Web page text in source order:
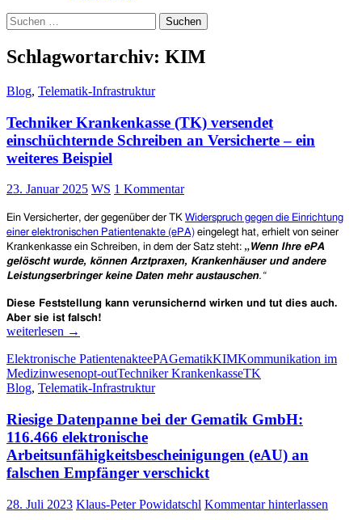
Suchen
nach:
Schlagwortarchiv: KIM
Blog, Telematik-Infrastruktur
Techniker Krankenkasse (TK) versendet
einschüchternde Schreiben an Versicherte – ein
weiteres Beispiel
23. Januar 2025 WS 1 Kommentar
Ein Versicherter, der gegenüber der TK Widerspruch gegen die Einrichtung
einer elektronischen Patientenakte (ePA) eingelegt hat, erhielt von seiner
Krankenkasse ein Schreiben, in dem der Satz steht: „Wenn Ihre ePA
gelöscht wurde, können Arztpraxen, Krankenhäuser und andere
Leistungserbringer keine Daten mehr austauschen.“
Diese Feststellung kann verunsichernd wirken und tut dies auch.
Aber sie ist falsch!
Techniker
(TK)
versendet
einschüchternde
an
Versicherte
–
ein
weiteres
weiterlesen →
Elektronische PatientenakteePAGematikKIMKommunikation im
Medizinwesenopt-outTechniker KrankenkasseTK
Blog, Telematik-Infrastruktur
Riesige Datenpanne bei der Gematik GmbH:
116.466 elektronische
Arbeitsunfähigkeitsbescheinigungen (eAU) an
falschen Empfänger verschickt
28. Juli 2023 Klaus-Peter Powidatschl Kommentar hinterlassen